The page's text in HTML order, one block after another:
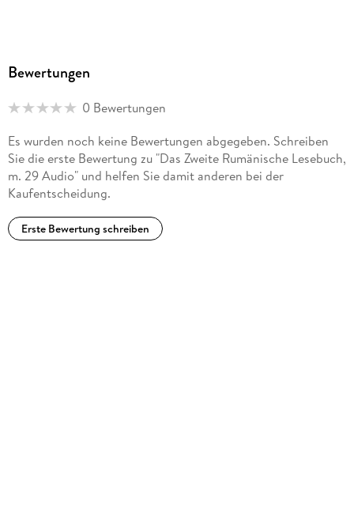
Bewertungen
0 Bewertungen
Es wurden noch keine Bewertungen abgegeben. Schreiben
Sie die erste Bewertung zu "Das Zweite Rumänische Lesebuch,
m. 29 Audio" und helfen Sie damit anderen bei der
Kaufentscheidung.
Erste Bewertung schreiben